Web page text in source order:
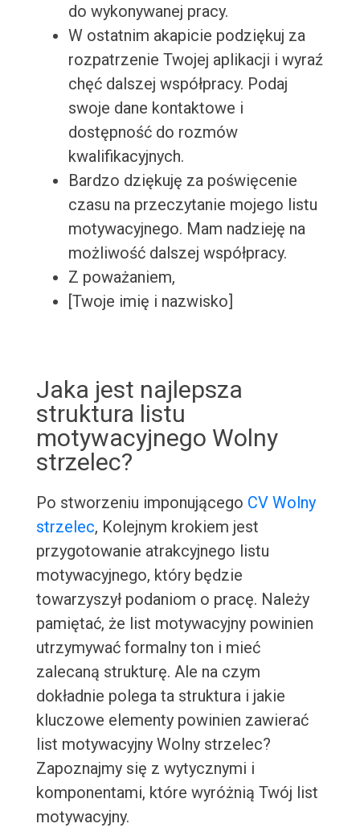
do wykonywanej pracy.
W ostatnim akapicie podziękuj za
rozpatrzenie Twojej aplikacji i wyraź
chęć dalszej współpracy. Podaj
swoje dane kontaktowe i
dostępność do rozmów
kwalifikacyjnych.
Bardzo dziękuję za poświęcenie
czasu na przeczytanie mojego listu
motywacyjnego. Mam nadzieję na
możliwość dalszej współpracy.
Z poważaniem,
[Twoje imię i nazwisko]
Jaka jest najlepsza
struktura listu
motywacyjnego Wolny
strzelec?
Po stworzeniu imponującego CV Wolny
strzelec, Kolejnym krokiem jest
przygotowanie atrakcyjnego listu
motywacyjnego, który będzie
towarzyszył podaniom o pracę. Należy
pamiętać, że list motywacyjny powinien
utrzymywać formalny ton i mieć
zalecaną strukturę. Ale na czym
dokładnie polega ta struktura i jakie
kluczowe elementy powinien zawierać
list motywacyjny Wolny strzelec?
Zapoznajmy się z wytycznymi i
komponentami, które wyróżnią Twój list
motywacyjny.